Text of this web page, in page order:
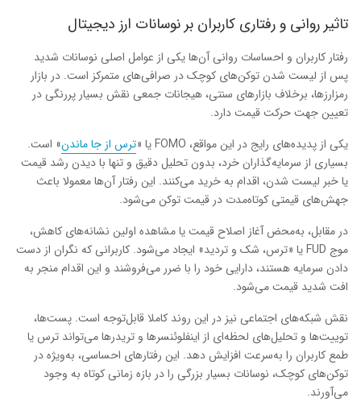
تاثیر روانی و رفتاری کاربران بر نوسانات ارز دیجیتال
رفتار کاربران و احساسات روانی آن‌ها یکی از عوامل اصلی نوسانات شدید
پس از لیست شدن توکن‌های کوچک در صرافی‌های متمرکز است. در بازار
رمزارزها، برخلاف بازارهای سنتی، هیجانات جمعی نقش بسیار پررنگی در
تعیین جهت حرکت قیمت دارد.
یکی از پدیده‌های رایج در این مواقع، FOMO یا «
ترس از جا ماندن» است.
بسیاری از سرمایه‌گذاران خرد، بدون تحلیل دقیق و تنها با دیدن رشد قیمت
یا خبر لیست شدن، اقدام به خرید می‌کنند. این رفتار آن‌ها معمولا باعث
جهش‌های قیمتی کوتاه‌مدت در قیمت توکن می‌شود.
در مقابل، به‌محض آغاز اصلاح قیمت یا مشاهده اولین نشانه‌های کاهش،
موج FUD یا «ترس، شک و تردید» ایجاد می‌شود. کاربرانی که نگران از دست
دادن سرمایه هستند، دارایی خود را با ضرر می‌فروشند و این اقدام منجر به
افت شدید قیمت می‌شود.
نقش شبکه‌های اجتماعی نیز در این روند کاملا قابل‌توجه است. پست‌ها،
توییت‌ها و تحلیل‌های لحظه‌ای از اینفلوئنسرها و تریدرها می‌تواند ترس یا
طمع کاربران را به‌سرعت افزایش دهد. این رفتارهای احساسی، به‌ویژه در
توکن‌های کوچک، نوسانات بسیار بزرگی را در بازه زمانی کوتاه به وجود
می‌آورند.